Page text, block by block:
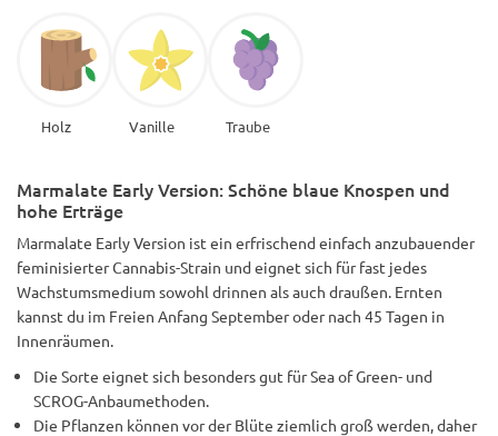
Holz Vanille Traube
Marmalate Early Version: Schöne blaue Knospen und
hohe Erträge
Marmalate Early Version ist ein erfrischend einfach anzubauender
feminisierter Cannabis-Strain und eignet sich für fast jedes
Wachstumsmedium sowohl drinnen als auch draußen. Ernten
kannst du im Freien Anfang September oder nach 45 Tagen in
Innenräumen.
Die Sorte eignet sich besonders gut für Sea of Green- und
SCROG-Anbaumethoden.
Die Pflanzen können vor der Blüte ziemlich groß werden, daher